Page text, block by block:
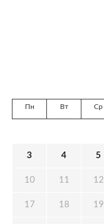
Пн Вт Ср
3 4 5
10 11 12
17 18 19